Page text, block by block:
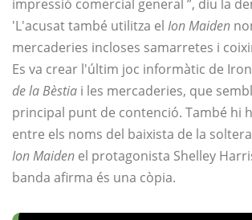
impressió comercial general ”, diu la
'L'acusat també utilitza el Ion Maiden
mercaderies incloses samarretes i
Es va crear l'últim joc informàtic de
de la Bèstia i les mercaderies, que
principal punt de contenció. També hi
entre els noms del baixista de la
Ion Maiden el protagonista Shelley
banda afirma és una còpia.